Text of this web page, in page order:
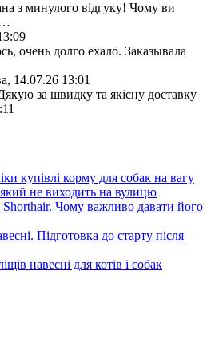
з минулого відгуку! Чому ви
очень долго ехало. Заказывала
, 14.07.26 13:01
за швидку та якісну доставку
купівлі корму для собак на вагу
не виходить на вулицю
Чому важливо давати його
Підготовка до старту після
навесні для котів і собак